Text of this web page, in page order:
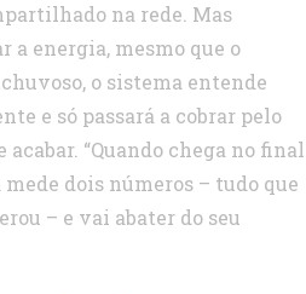
na rede. Mas
a energia, mesmo que o
o sistema entende
e só passará a cobrar pelo
“Quando chega no final
dois números – tudo que
– e vai abater do seu